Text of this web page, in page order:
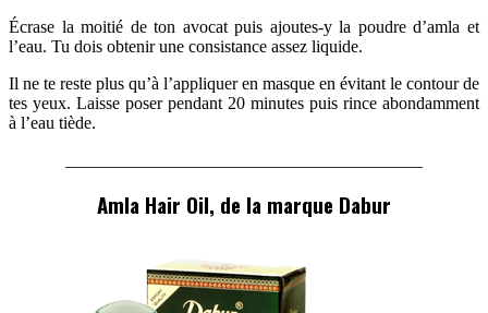
Écrase la moitié de ton avocat puis ajoutes-y la poudre d’amla et
l’eau. Tu dois obtenir une consistance assez liquide.
Il ne te reste plus qu’à l’appliquer en masque en évitant le contour de
tes yeux. Laisse poser pendant 20 minutes puis rince abondamment
à l’eau tiède.
Amla Hair Oil, de la marque Dabur